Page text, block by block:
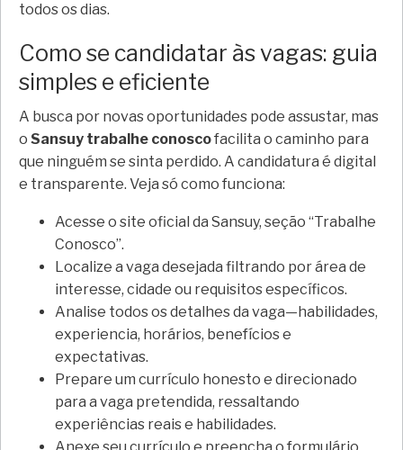
todos os dias.
Como se candidatar às vagas: guia
simples e eficiente
A busca por novas oportunidades pode assustar, mas
o Sansuy trabalhe conoscofacilita o caminho para
que ninguém se sinta perdido. A candidatura é digital
e transparente. Veja só como funciona:
Acesse o site oficial da Sansuy, seção “Trabalhe
Conosco”.
Localize a vaga desejada filtrando por área de
interesse, cidade ou requisitos específicos.
Analise todos os detalhes da vaga—habilidades,
experiencia, horários, benefícios e
expectativas.
Prepare um currículo honesto e direcionado
para a vaga pretendida, ressaltando
experiências reais e habilidades.